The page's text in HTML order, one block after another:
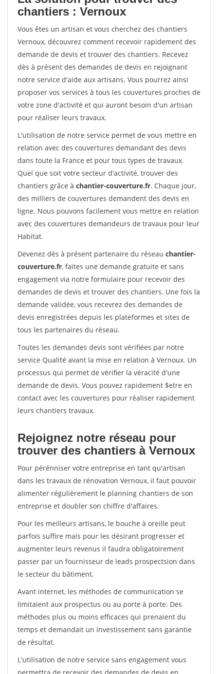
chantiers : Vernoux
Vous êtes un artisan et vous cherchez des chantiers
Vernoux, découvrez comment recevoir rapidement des
demande de devis et trouver des chantiers. Recevez
dès à présent des demandes de devis en rejoignant
notre service d'aide aux artisans. Vous pourrez ainsi
proposer vos services à tous les couvertures proches de
votre zone d'activité et qui auront besoin d'un artisan
pour réaliser leurs travaux.
L'utilisation de notre service permet de vous mettre en
relation avec des couvertures demandant des devis
dans toute la France et pour tous types de travaux.
Quel que soit votre secteur d'activité, trouver des
chantiers grâce à chantier-couverture.fr. Chaque jour,
des milliers de couvertures demandent des devis en
ligne. Nous pouvons facilement vous mettre en relation
avec des couvertures demandeurs de travaux pour leur
Habitat.
Devenez dès à présent partenaire du réseau chantier-
couverture.fr, faites une demande gratuite et sans
engagement via notre formulaire pour recevoir des
demandes de devis et trouver des chantiers. Une fois la
demande validée, vous recevrez des demandes de
devis enregistrées depuis les plateformes et sites de
tous les partenaires du réseau.
Toutes les demandes devis sont vérifiées par notre
service Qualité avant la mise en relation à Vernoux. Un
processus qui permet de vérifier la véracité d'une
demande de devis. Vous pouvez rapidement $etre en
contact avec les couvertures pour réaliser rapidement
leurs chantiers travaux.
Rejoignez notre réseau pour
trouver des chantiers à Vernoux
Pour pérénniser votre entreprise en tant qu'artisan
dans les travaux de rénovation Vernoux, il faut pouvoir
alimenter régulièrement le planning chantiers de son
entreprise et doubler son chiffre d'affaires.
Pour les meilleurs artisans, le bouche à oreille peut
parfois suffire mais pour les désirant progresser et
augmenter leurs revenus il faudra obligatoirement
passer par un fournisseur de leads prospectsion dans
le secteur du bâtiment.
Avant internet, les méthodes de communication se
limitaient aux prospectus ou au porte à porte. Des
méthodes plus ou moins efficaces qui prenaient du
temps et demandait un investissement sans garantie
de résultat.
L'utilisation de notre service sans engagement vous